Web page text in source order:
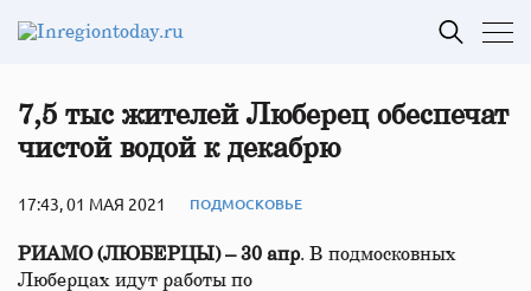
7,5 тыс жителей Люберец обеспечат
чистой водой к декабрю
17:43, 01 МАЯ 2021 ПОДМОСКОВЬЕ
РИАМО (ЛЮБЕРЦЫ) – 30 апр. В подмосковных
Люберцах идут работы по